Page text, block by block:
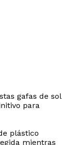
gafas de sol
para
plástico
mientras